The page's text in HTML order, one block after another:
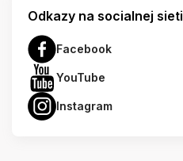
Odkazy na socialnej sieti
Facebook
YouTube
Instagram